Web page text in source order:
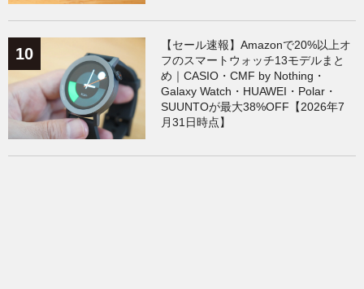
【セール速報】Amazonで20%以上オ
フのスマートウォッチ13モデルまと
め｜CASIO・CMF by Nothing・
Galaxy Watch・HUAWEI・Polar・
SUUNTOが最大38%OFF【2026年7
月31日時点】